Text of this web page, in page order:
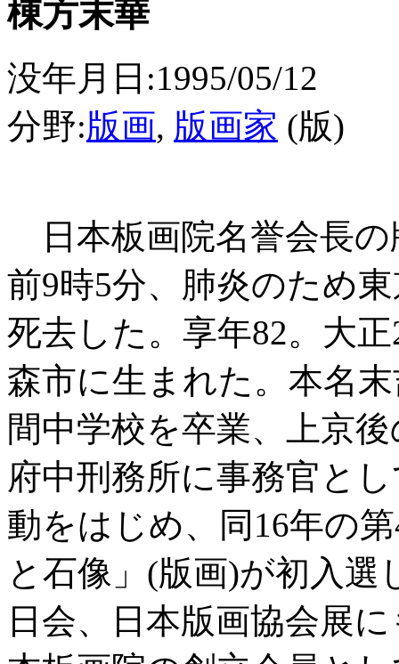
棟方末華
没年月日:1995/05/12
分野:版画, 版画家 (版)
日本板画院名誉会長の
前9時5分、肺炎のため
死去した。享年82。大
森市に生まれた。本名
間中学校を卒業、上京
府中刑務所に事務官と
動をはじめ、同16年の
と石像」(版画)が初入
日会、日本版画協会展